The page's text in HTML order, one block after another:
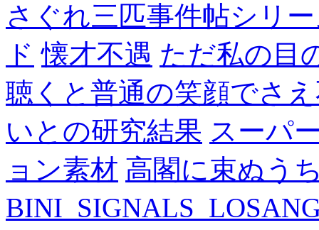
さぐれ三匹事件帖シリ
ド 懐才不遇 ただ私の目
聴くと普通の笑顔でさ
いとの研究結果 スーパ
ョン素材 高閣に束ぬう